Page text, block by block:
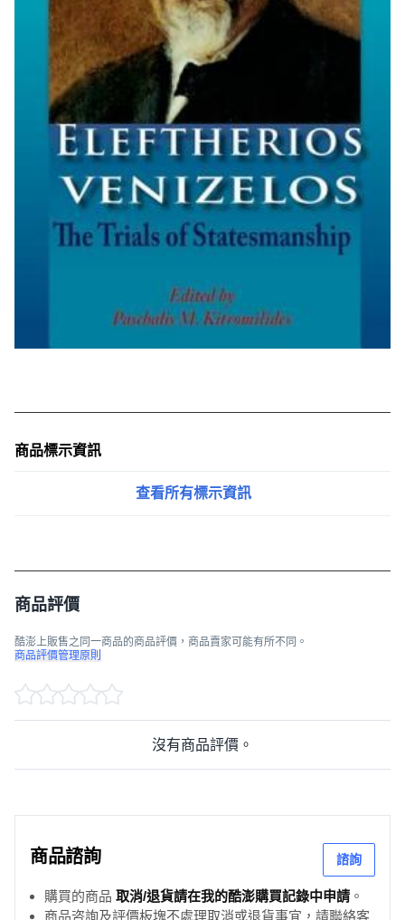
商品標示資訊
查看所有標示資訊
商品評價
酷澎上販售之同一商品的商品評價，商品賣家可能有所不同。
商品評價管理原則
沒有商品評價。
商品諮詢 諮詢
購買的商品 取消/退貨請在我的酷澎購買記錄中申請 。